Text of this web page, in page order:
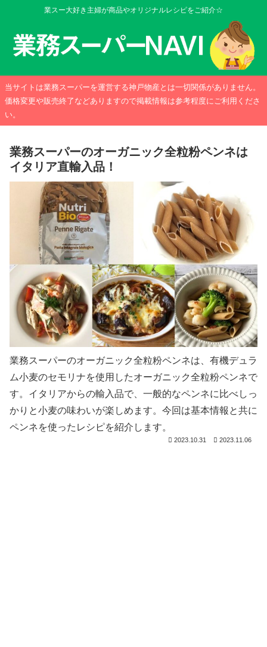
業スー大好き主婦が商品やオリジナルレシピをご紹介☆
当サイトは業務スーパーを運営する神戸物産とは一切関係がありません。
価格変更や販売終了などありますので掲載情報は参考程度にご利用くださ
い。
業務スーパーのオーガニック全粒粉ペンネは
イタリア直輸入品！
業務スーパーのオーガニック全粒粉ペンネは、有機デュラ
ム小麦のセモリナを使用したオーガニック全粒粉ペンネで
す。イタリアからの輸入品で、一般的なペンネに比べしっ
かりと小麦の味わいが楽しめます。今回は基本情報と共に
ペンネを使ったレシピを紹介します。
2023.10.31 2023.11.06